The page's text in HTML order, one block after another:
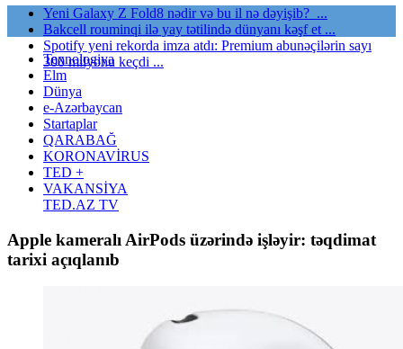
Yeni Galaxy Z Fold8 nədir və bu il nə dəyişib? ...
Bakcell rouminqi ilə yay tətilində dünyanı kəşf et ...
Spotify yeni rekorda imza atdı: Premium abunəçilərin sayı
300 milyonu keçdi ...
Texnologiya
Elm
Dünya
e-Azərbaycan
Startaplar
QARABAĞ
KORONAVİRUS
TED +
VAKANSİYA
TED.AZ TV
Apple kameralı AirPods üzərində işləyir: təqdimat
tarixi açıqlanıb